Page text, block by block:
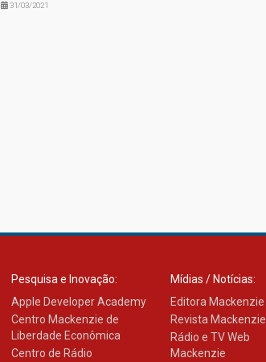
31/03/2021
Pesquisa e Inovação:
Apple Developer Academy
Centro Mackenzie de
Liberdade Econômica
Centro de Rádio
Mídias / Notícias:
Editora Mackenzie
Revista Mackenzie
Rádio e TV Web
Mackenzie